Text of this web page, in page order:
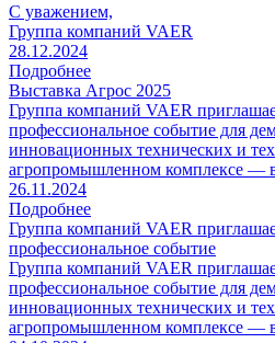
С уважением,
Группа компаний VAER
28.12.2024
Подробнее
Выставка Агрос 2025
Группа компаний VAER
профессиональное событие для
инновационных технических и
агропромышленном комплексе —
26.11.2024
Подробнее
Группа компаний VAER
профессиональное событие
Группа компаний VAER
профессиональное событие для
инновационных технических и
агропромышленном комплексе —